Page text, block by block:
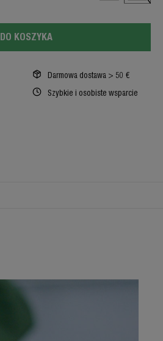
DO KOSZYKA
Darmowa dostawa > 50 €
Szybkie i osobiste wsparcie